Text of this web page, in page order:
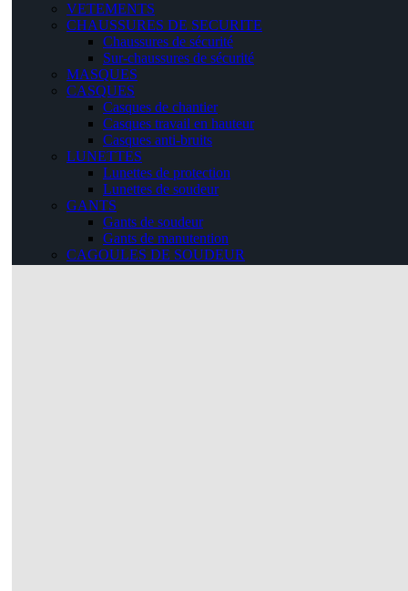
VETEMENTS
CHAUSSURES DE SECURITE
Chaussures de sécurité
Sur-chaussures de sécurité
MASQUES
CASQUES
Casques de chantier
Casques travail en hauteur
Casques anti-bruits
LUNETTES
Lunettes de protection
Lunettes de soudeur
GANTS
Gants de soudeur
Gants de manutention
CAGOULES DE SOUDEUR